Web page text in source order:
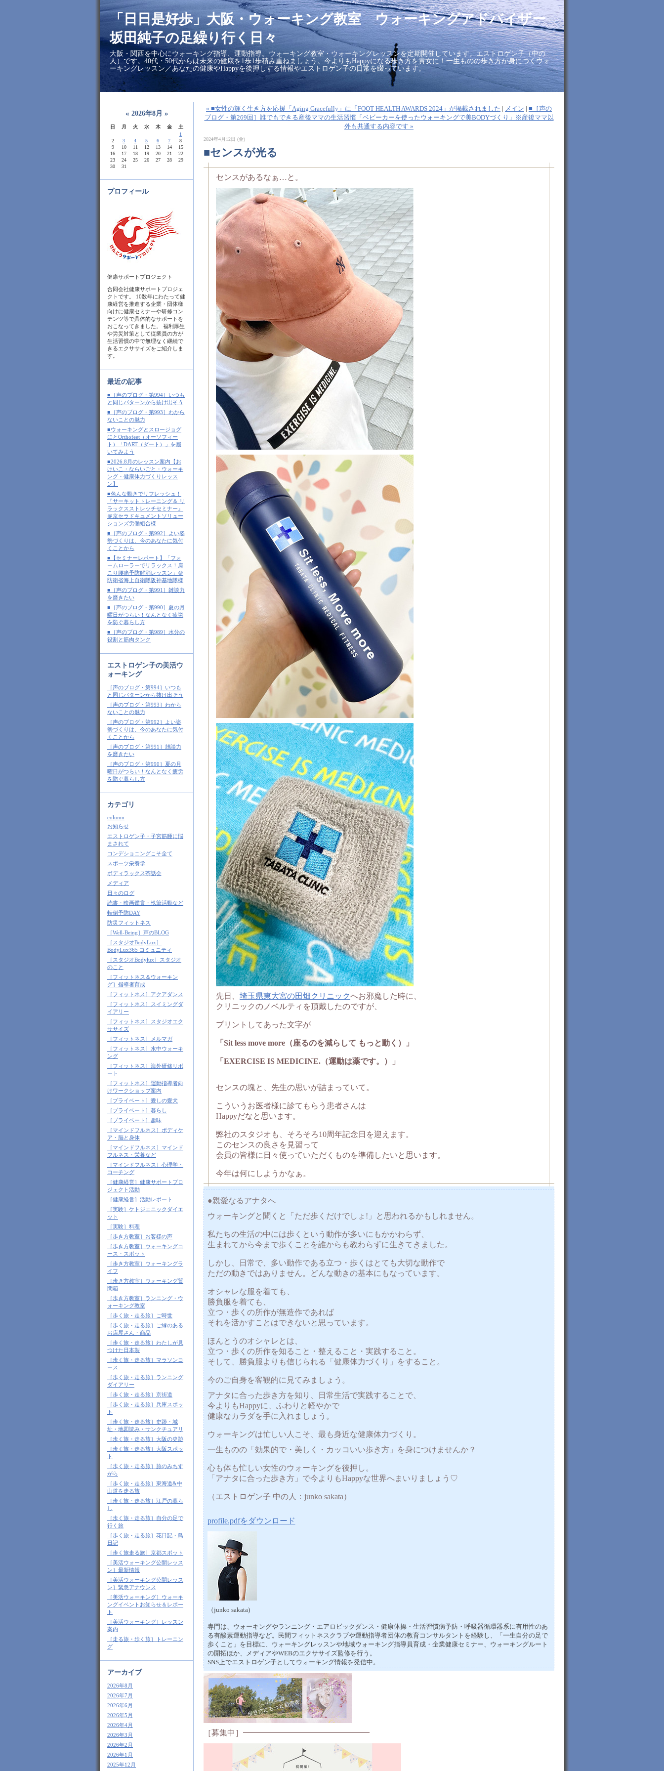
「日日是好歩」大阪・ウォーキング教室 ウォーキングアドバイザー
坂田純子の足繰り行く日々
大阪・関西を中心にウォーキング指導、運動指導。ウォーキング教室・ウォーキングレッスンを定期開催しています。エストロゲン子（中の
人）です。40代・50代からは未来の健康を1歩1歩積み重ねましょう。今よりもHappyになる歩き方を貴女に！一生ものの歩き方が身につくウォ
ーキングレッスン／あなたの健康やHappyを後押しする情報やエストロゲン子の日常を綴っています。
« 2026年8月 »
日 月 火 水 木 金
土
1
2
3 4 5 6 7
8
9
10 11 12 13 14
15
16
17 18 19 20 21
22
23
24 25 26 27 28
29
30
31
プロフィール
健康サポートプロジェクト
合同会社健康サポートプロジェ
クトです。 10数年にわたって健
康経営を推進する企業・団体様
向けに健康セミナーや研修コン
テンツ等で具体的なサポートを
おこなってきました。 福利厚生
や労災対策として従業員の方が
生活習慣の中で無理なく継続で
きるエクササイズをご紹介しま
す。
最近の記事
■［声のブログ・第994］いつも
と同じパターンから抜け出そう
■［声のブログ・第993］わから
ないことの魅力
■ウォーキングとスロージョグ
にとOrthofeet（オーソフィー
ト）「DART（ダート）」を履
いてみよう
■2026.8月のレッスン案内【お
けいこ・ならいごと・ウォーキ
ング・健康体力づくりレッス
ン】
■色んな動きでリフレッシュ！
『サーキットトレーニング＆ リ
ラックスストレッチセミナー』
＠京セラドキュメントソリュー
ションズ労働組合様
■［声のブログ・第992］よい姿
勢づくりは、今のあなたに気付
くことから
■【セミナーレポート】「フォ
ームローラーでリラックス！肩
こり腰痛予防解消レッスン」＠
防衛省海上自衛隊阪神基地隊様
■［声のブログ・第991］雑談力
を磨きたい
■［声のブログ・第990］夏の月
曜日がつらい！なんとなく疲労
を防ぐ暮らし方
■［声のブログ・第989］水分の
役割と筋肉タンク
エストロゲン子の美活ウ
ォーキング
［声のブログ・第994］いつも
と同じパターンから抜け出そう
［声のブログ・第993］わから
ないことの魅力
［声のブログ・第992］よい姿
勢づくりは、今のあなたに気付
くことから
［声のブログ・第991］雑談力
を磨きたい
［声のブログ・第990］夏の月
曜日がつらい！なんとなく疲労
を防ぐ暮らし方
カテゴリ
column
お知らせ
エストロゲン子・子宮筋腫に悩
まされて
コンデショニングこそ全て
スポーツ栄養学
ボディラックス茶話会
メディア
日々のログ
読書・映画鑑賞・執筆活動など
転倒予防DAY
防災フィットネス
［Well-Being］声のBLOG
［スタジオBodyLux］
BodyLux365 コミュニティ
［スタジオBodylux］スタジオ
のこと
［フィットネス＆ウォーキン
グ］指導者育成
［フィットネス］アクアダンス
［フィットネス］スイミングダ
イアリー
［フィットネス］スタジオエク
ササイズ
［フィットネス］メルマガ
［フィットネス］水中ウォーキ
ング
［フィットネス］海外研修リポ
ート
［フィットネス］運動指導者向
けワークショップ案内
［プライベート］愛しの愛犬
［プライベート］暮らし
［プライベート］趣味
［マインドフルネス］ボディケ
ア・脳と身体
［マインドフルネス］マインド
フルネス・栄養など
［マインドフルネス］心理学・
コーチング
［健康経営］健康サポートプロ
ジェクト活動
［健康経営］活動レポート
［実験］ケトジェニックダイエ
ット
［実験］料理
［歩き方教室］お客様の声
［歩き方教室］ウォーキングコ
ース・スポット
［歩き方教室］ウォーキングラ
イフ
［歩き方教室］ウォーキング質
問箱
［歩き方教室］ランニング・ウ
ォーキング教室
［歩く旅・走る旅］ご時世
［歩く旅・走る旅］ご縁のある
お店屋さん・商品
［歩く旅・走る旅］わたしが見
つけた日本製
［歩く旅・走る旅］マラソンコ
ース
［歩く旅・走る旅］ランニング
ダイアリー
［歩く旅・走る旅］京街道
［歩く旅・走る旅］兵庫スポッ
ト
［歩く旅・走る旅］史跡・城
址・地図読み・サンクチュアリ
［歩く旅・走る旅］大阪の史跡
［歩く旅・走る旅］大阪スポッ
ト
［歩く旅・走る旅］旅のみちす
がら
［歩く旅・走る旅］東海道&中
山道を走る旅
［歩く旅・走る旅］江戸の暮ら
し
［歩く旅・走る旅］自分の足で
行く旅
［歩く旅・走る旅］花日記・鳥
日記
［歩く旅走る旅］京都スポット
［美活ウォーキング公開レッス
ン］最新情報
［美活ウォーキング公開レッス
ン］緊急アナウンス
［美活ウォーキング］ウォーキ
ングイベントお知らせ＆レポー
ト
［美活ウォーキング］レッスン
案内
［走る旅・歩く旅］トレーニン
グ
アーカイブ
2026年8月
2026年7月
2026年6月
2026年5月
2026年4月
2026年3月
2026年2月
2026年1月
2025年12月
« ■女性の輝く生き方を応援「Aging Gracefully」に「FOOT HEALTH AWARDS 2024」が掲載されました | メイン | ■［声の
ブログ・第269回］誰でもできる産後ママの生活習慣「ベビーカーを使ったウォーキングで美BODYづくり」※産後ママ以
外も共通する内容です »
2024年4月12日 (金)
■センスが光る
センスがあるなぁ…と。
先日、 埼玉県東大宮の田畑クリニックへお邪魔した時に、
クリニックのノベルティを頂戴したのですが、
プリントしてあった文字が
「Sit less move more（座るのを減らして もっと動く）」
「EXERCISE IS MEDICINE.（運動は薬です。）」
センスの塊と、先生の思いが詰まっていて。
こういうお医者様に診てもらう患者さんは
Happyだなと思います。
弊社のスタジオも、そろそろ10周年記念日を迎えます。
このセンスの良さを見習って
会員の皆様に日々使っていただくものを準備したいと思います。
今年は何にしようかなぁ。
●親愛なるアナタへ
ウォーキングと聞くと「ただ歩くだけでしょ!」と思われるかもしれません。
私たちの生活の中には歩くという動作が多いにもかかわらず、
生まれてから今まで歩くことを誰からも教わらずに生きてきました。
しかし、日常で、多い動作である立つ・歩くはとても大切な動作で
ただの動きではありません。どんな動きの基本にもなっています。
オシャレな服を着ても、
勝負服を着ても、
立つ・歩くの所作が無造作であれば
それを活かすことはできないと思っています。
ほんとうのオシャレとは、
立つ・歩くの所作を知ること・整えること・実践すること。
そして、勝負服よりも信じられる「健康体力づくり」をすること。
今のご自身を客観的に見てみましょう。
アナタに合った歩き方を知り、日常生活で実践することで、
今よりもHappyに、ふわりと軽やかで
健康なカラダを手に入れましょう。
ウォーキングは忙しい人こそ、最も身近な健康体力づくり。
一生ものの「効果的で・美しく・カッコいい歩き方」を身につけませんか？
心も体も忙しい女性のウォーキングを後押し。
「アナタに合った歩き方」で今よりもHappyな世界へまいりましょう♡
（エストロゲン子 中の人：junko sakata）
profile.pdfをダウンロード
（junko sakata)
専門は、ウォーキングやランニング・エアロビックダンス・健康体操・生活習慣病予防・呼吸器循環器系に有用性のあ
る有酸素運動指導など。民間フィットネスクラブや運動指導者団体の教育コンサルタントを経験し、「一生自分の足で
歩くこと」を目標に、ウォーキングレッスンや地域ウォーキング指導員育成・企業健康セミナー、ウォーキングルート
の開拓ほか、メディアやWEBのエクササイズ監修を行う。
SNS上でエストロゲン子としてウォーキング情報を発信中。
［募集中］━━━━━━━━━━━━━━━━